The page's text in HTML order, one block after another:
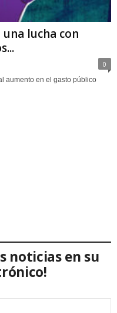
lucha con
0
aumento en el gasto público
noticias en su